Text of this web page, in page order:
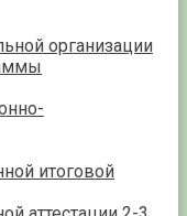
организации
итоговой